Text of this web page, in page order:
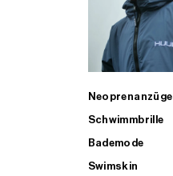
Neoprenanzüge
Schwimmbrille
Bademode
Swimskin